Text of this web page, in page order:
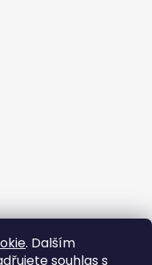
. Dalším
souhlas s